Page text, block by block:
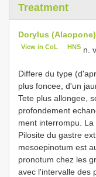
Treatment
Dorylus
View in CoL HNSn.
Differe du type
plus foncee, d'un
Tete plus allongee,
profondement
ment interrompu. La
Pilosite du gastre
mesoepinotum est
pronotum chez les
avec l'intervalle des